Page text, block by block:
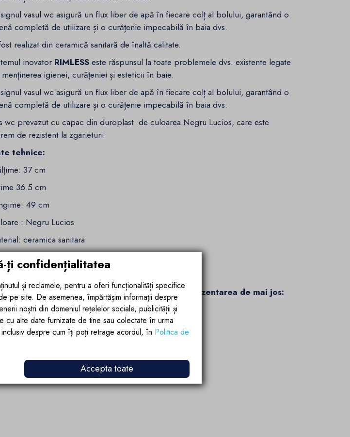
vasul wc asigură un flux liber de apă în fiecare colț al bolului, garantând o
completă de utilizare și o curățenie impecabilă în baia dvs.
realizat din ceramică sanitară de înaltă calitate.
inovator RIMLESSeste răspunsul la toate problemele dvs. existente legate
igienei, curățeniei și esteticii în baie.
vasul wc asigură un flux liber de apă în fiecare colț al bolului, garantând o
completă de utilizare și o curățenie impecabilă în baia dvs.
wc prevazut cu capac din duroplast de culoarea Negru Lucios, care este
de rezistent la zgarieturi.
tehnice:
37 cm
36.5 cm
49 cm
: Negru Lucios
ceramica sanitara
montare: 18 cm
Suspendat
wc din colectia Sidef pot fi vizualizate in prezentarea de mai jos:
ți confidențialitatea
și reclamele, pentru a oferi funcționalități specifice
pe site. De asemenea, împărtășim informații despre
noștri din domeniul rețelelor sociale, publicității și
cu alte date furnizate de tine sau colectate în urma
despre cum îți poți retrage acordul, în Politica de
Accepta toate